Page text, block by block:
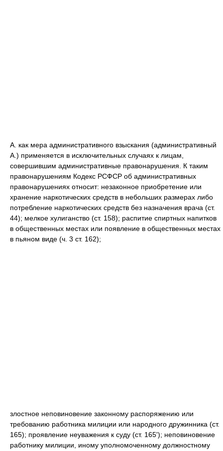
А. как мера административного взыскания (административный
А.) применяется в исключительных случаях к лицам,
совершившим административные правонарушения. К таким
правонарушениям Кодекс РСФСР об административных
правонарушениях относит: незаконное приобретение или
хранение наркотических средств в небольших размерах либо
потребление наркотических средств без назначения врача (ст.
44); мелкое хулиганство (ст. 158); распитие спиртных напитков
в общественных местах или появление в общественных местах
в пьяном виде (ч. 3 ст. 162);
злостное неповиновение законному распоряжению или
требованию работника милиции или народного дружинника (ст.
165); проявление неуважения к суду (ст. 165'); неповиновение
работнику милиции, иному уполномоченному должностному